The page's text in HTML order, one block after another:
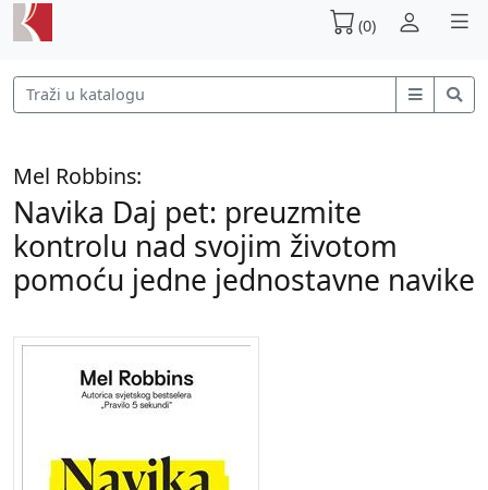
(0)
Mel Robbins:
Navika Daj pet: preuzmite
kontrolu nad svojim životom
pomoću jedne jednostavne navike